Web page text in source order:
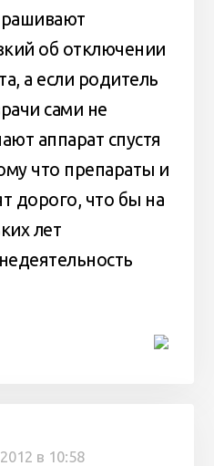
об отключении
а если родитель
сами не
аппарат спустя
что препараты и
дорого, что бы на
лет
в 10:58